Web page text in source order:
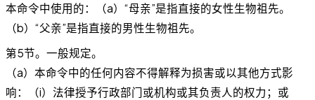
本命令中使用的：（a）“母亲”是指直接的女性生物祖先。
（b）“父亲”是指直接的男性生物祖先。
第5节。一般规定。
（a）本命令中的任何内容不得解释为损害或以其他方式影
响：（i）法律授予行政部门或机构或其负责人的权力；或